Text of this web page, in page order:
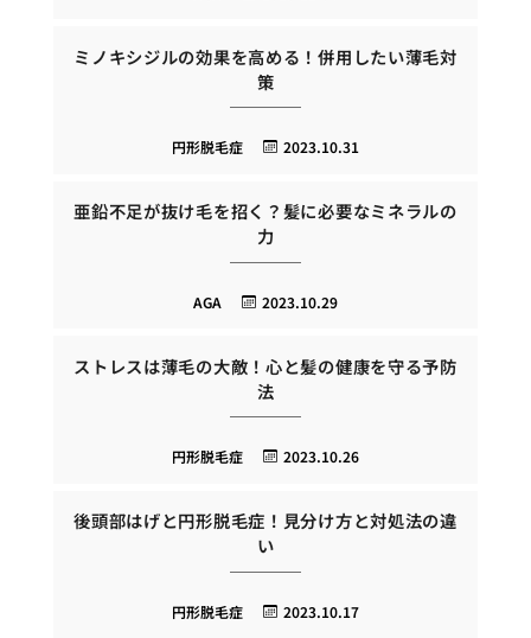
ミノキシジルの効果を高める！併用したい薄毛対
策
2023.10.31
円形脱毛症
亜鉛不足が抜け毛を招く？髪に必要なミネラルの
力
2023.10.29
AGA
ストレスは薄毛の大敵！心と髪の健康を守る予防
法
2023.10.26
円形脱毛症
後頭部はげと円形脱毛症！見分け方と対処法の違
い
2023.10.17
円形脱毛症